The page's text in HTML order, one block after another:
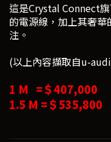
這是Crystal Connect
的電源線，加上其奢
注。
(以上內容擷取自u-
1 M =＄407,000
1.5 M =＄535,800